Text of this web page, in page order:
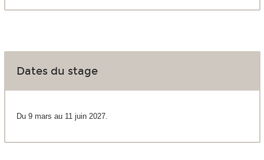
Dates du stage
Du 9 mars au 11 juin 2027.